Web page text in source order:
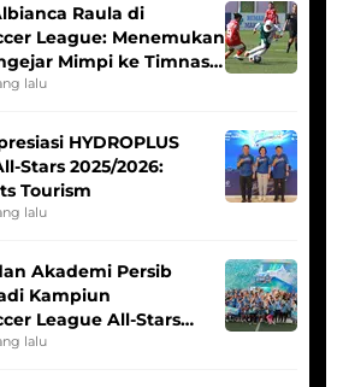
Raula di
League: Menemukan
Mimpi ke Timnas
lalu
HYDROPLUS
Stars 2025/2026:
Tourism
lalu
Akademi Persib
Kampiun
League All-Stars
lalu